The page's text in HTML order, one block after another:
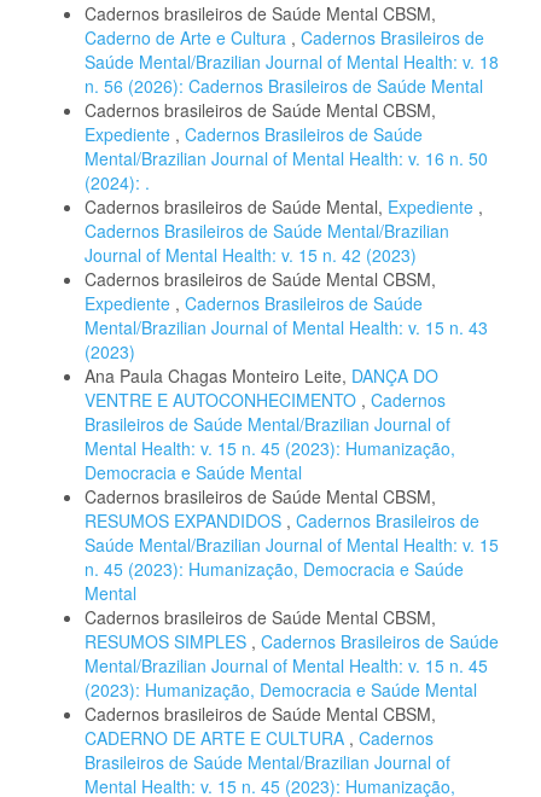
Cadernos brasileiros de Saúde Mental CBSM,
Caderno de Arte e Cultura , Cadernos Brasileiros de
Saúde Mental/Brazilian Journal of Mental Health: v. 18
n. 56 (2026): Cadernos Brasileiros de Saúde Mental
Cadernos brasileiros de Saúde Mental CBSM,
Expediente , Cadernos Brasileiros de Saúde
Mental/Brazilian Journal of Mental Health: v. 16 n. 50
(2024): .
Cadernos brasileiros de Saúde Mental, Expediente ,
Cadernos Brasileiros de Saúde Mental/Brazilian
Journal of Mental Health: v. 15 n. 42 (2023)
Cadernos brasileiros de Saúde Mental CBSM,
Expediente , Cadernos Brasileiros de Saúde
Mental/Brazilian Journal of Mental Health: v. 15 n. 43
(2023)
Ana Paula Chagas Monteiro Leite, DANÇA DO
VENTRE E AUTOCONHECIMENTO , Cadernos
Brasileiros de Saúde Mental/Brazilian Journal of
Mental Health: v. 15 n. 45 (2023): Humanização,
Democracia e Saúde Mental
Cadernos brasileiros de Saúde Mental CBSM,
RESUMOS EXPANDIDOS , Cadernos Brasileiros de
Saúde Mental/Brazilian Journal of Mental Health: v. 15
n. 45 (2023): Humanização, Democracia e Saúde
Mental
Cadernos brasileiros de Saúde Mental CBSM,
RESUMOS SIMPLES , Cadernos Brasileiros de Saúde
Mental/Brazilian Journal of Mental Health: v. 15 n. 45
(2023): Humanização, Democracia e Saúde Mental
Cadernos brasileiros de Saúde Mental CBSM,
CADERNO DE ARTE E CULTURA , Cadernos
Brasileiros de Saúde Mental/Brazilian Journal of
Mental Health: v. 15 n. 45 (2023): Humanização,